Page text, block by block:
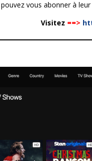
vous abonner à
Visitez ==>